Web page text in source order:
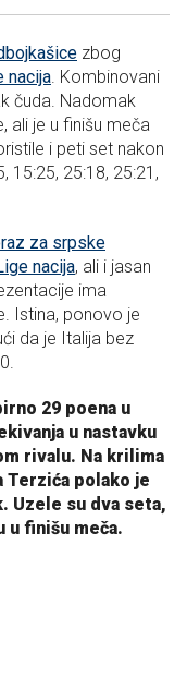
zbog
nacija . Kombinovani
čuda. Nadomak
ali je u finišu meča
i peti set nakon
15:25, 25:18, 25:21,
za srpske
nacija, ali i jasan
ima
Istina, ponovo je
da je Italija bez
29 poena u
u nastavku
rivalu. Na krilima
Terzića polako je
Uzele su dva seta,
u finišu meča.